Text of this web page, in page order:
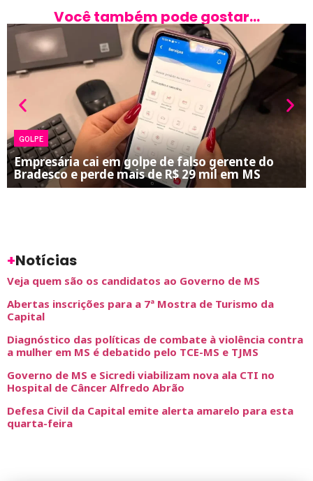
Você também pode gostar...
GOLPE
Empresária cai em golpe de falso gerente do
Bradesco e perde mais de R$ 29 mil em MS
+Notícias
Veja quem são os candidatos ao Governo de MS
Abertas inscrições para a 7ª Mostra de Turismo da
Capital
Diagnóstico das políticas de combate à violência contra
a mulher em MS é debatido pelo TCE-MS e TJMS
Governo de MS e Sicredi viabilizam nova ala CTI no
Hospital de Câncer Alfredo Abrão
Defesa Civil da Capital emite alerta amarelo para esta
quarta-feira